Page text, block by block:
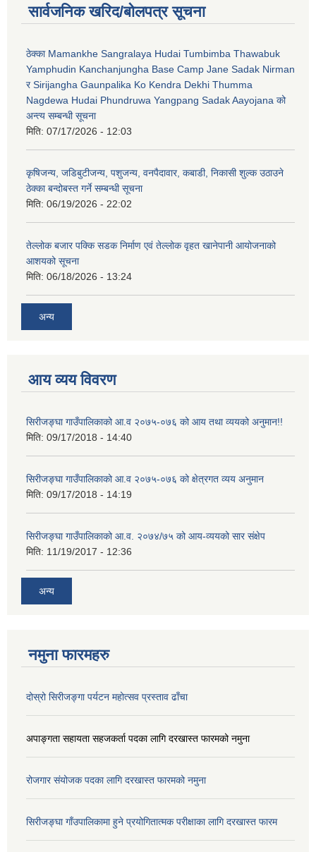
सार्वजनिक खरिद/बोलपत्र सूचना
ठेक्का Mamankhe Sangralaya Hudai Tumbimba Thawabuk
Yamphudin Kanchanjungha Base Camp Jane Sadak Nirman
र Sirijangha Gaunpalika Ko Kendra Dekhi Thumma
Nagdewa Hudai Phundruwa Yangpang Sadak Aayojana को
अन्त्य सम्बन्धी सूचना
मिति: 07/17/2026 - 12:03
कृषिजन्य, जडिबुटीजन्य, पशुजन्य, वनपैदावार, कबाडी, निकासी शुल्क उठाउने
ठेक्का बन्दोबस्त गर्ने सम्बन्धी सूचना
मिति: 06/19/2026 - 22:02
तेल्लोक बजार पक्कि सडक निर्माण एवं तेल्लोक वृहत खानेपानी आयोजनाको
आशयको सूचना
मिति: 06/18/2026 - 13:24
अन्य
आय व्यय विवरण
सिरीजङ्घा गाउँपालिकाको आ.व २०७५-०७६ को आय तथा व्ययको अनुमान!!
मिति: 09/17/2018 - 14:40
सिरीजङ्घा गाउँपालिकाको आ.व २०७५-०७६ को क्षेत्रगत व्यय अनुमान
मिति: 09/17/2018 - 14:19
सिरीजङ्घा गाउँपालिकाको आ.व. २०७४/७५ को आय-व्ययको सार संक्षेप
मिति: 11/19/2017 - 12:36
अन्य
नमुना फारमहरु
दोस्रो सिरीजङ्गा पर्यटन महोत्सव प्रस्ताव ढाँचा
अपाङ्गता सहायता सहजकर्ता पदका लागि दरखास्त फारमको नमुना
रोजगार संयोजक पदका लागि दरखास्त फारमको नमुना
सिरीजङ्घा गाँउपालिकामा हुने प्रयोगितात्मक परीक्षाका लागि दरखास्त फारम